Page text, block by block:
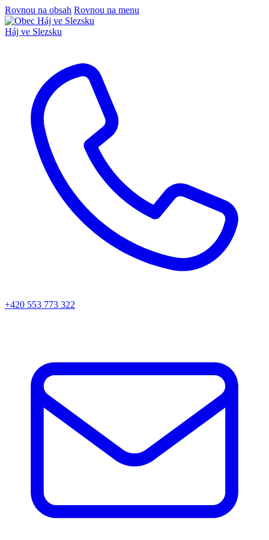
Rovnou na obsah Rovnou na menu
Háj ve Slezsku
+420 553 773 322